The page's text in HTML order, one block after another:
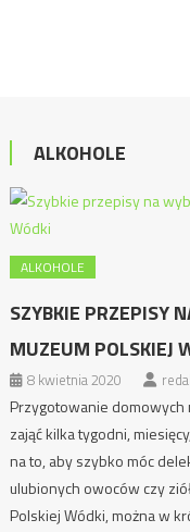
ALKOHOLE
ALKOHOLE
SZYBKIE PRZEPISY
MUZEUM POLSKIEJ
8 kwietnia 2020
Przygotowanie domowych
zająć kilka tygodni,
na to, aby szybko móc
ulubionych owoców czy
Polskiej Wódki, można w